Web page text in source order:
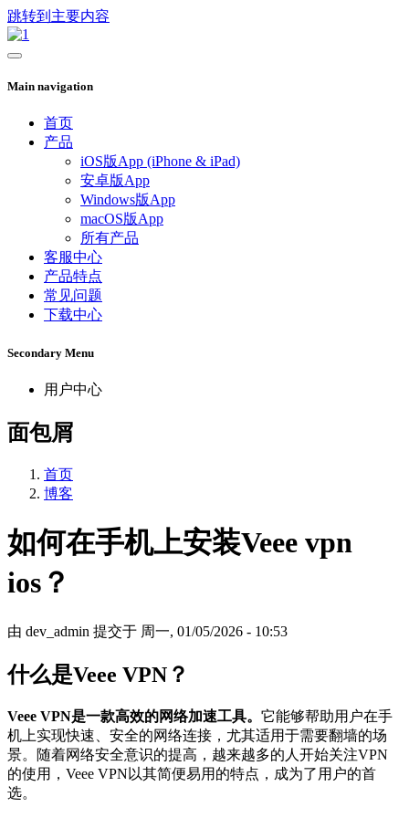
跳转到主要内容
Main navigation
首页
产品
iOS版App (iPhone & iPad)
安卓版App
Windows版App
macOS版App
所有产品
客服中心
产品特点
常见问题
下载中心
Secondary Menu
用户中心
面包屑
首页
博客
如何在手机上安装Veee vpn
ios？
由 dev_admin 提交于 周一, 01/05/2026 - 10:53
什么是Veee VPN？
Veee VPN是一款高效的网络加速工具。 它能够帮助用户在手
机上实现快速、安全的网络连接，尤其适用于需要翻墙的场
景。随着网络安全意识的提高，越来越多的人开始关注VPN
的使用，Veee VPN以其简便易用的特点，成为了用户的首
选。